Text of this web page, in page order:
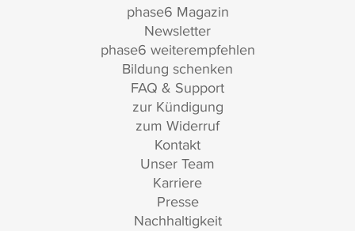
phase6 Magazin
Newsletter
phase6 weiterempfehlen
Bildung schenken
FAQ & Support
zur Kündigung
zum Widerruf
Kontakt
Unser Team
Karriere
Presse
Nachhaltigkeit